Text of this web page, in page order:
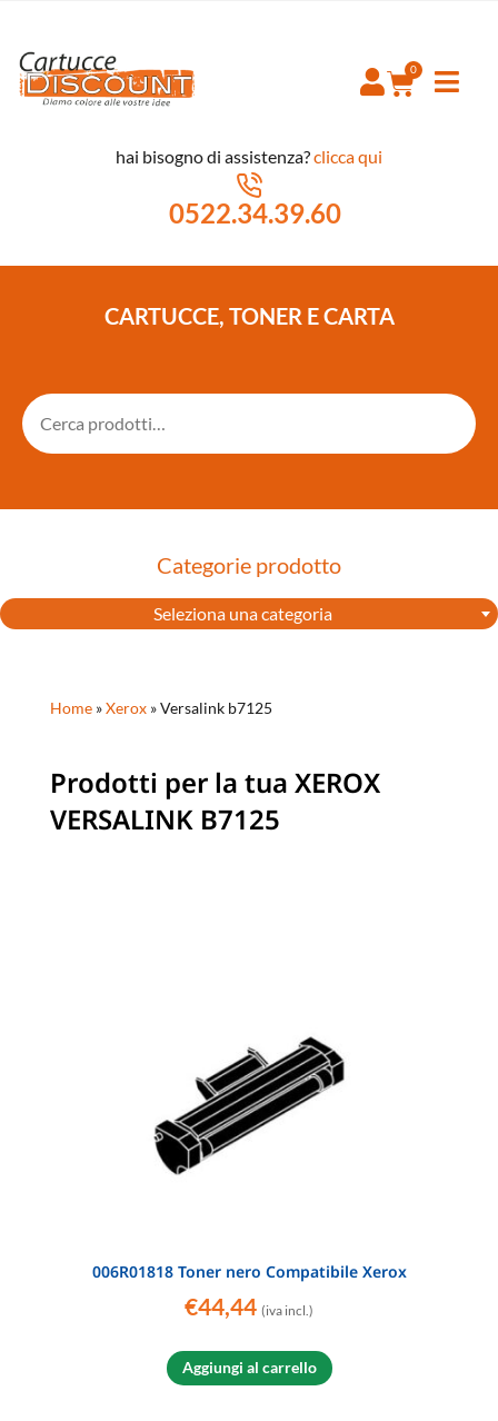
hai bisogno di assistenza?clicca qui
0522.34.39.60
CARTUCCE, TONER E CARTA
Categorie prodotto
Seleziona una categoria
Home »Xerox »Versalink b7125
Prodotti per la tua XEROX
VERSALINK B7125
006R01818 Toner nero Compatibile Xerox
€44,44 (iva incl.)
Aggiungi al carrello